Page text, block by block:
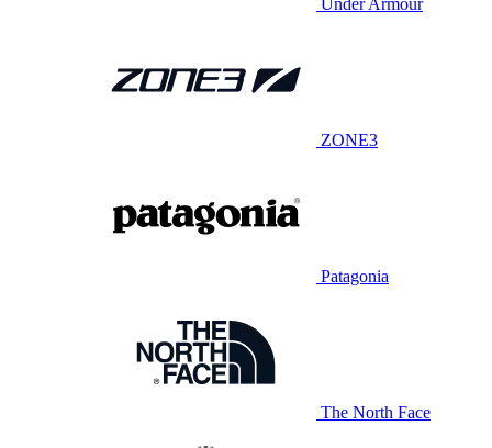
Under Armour
ZONE3
Patagonia
The North Face